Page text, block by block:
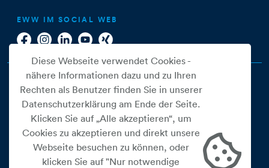
EWW IM SOCIAL WEB
Cookie Einstellungen
Diese Webseite verwendet Cookies -
nähere Informationen dazu und zu Ihren
Rechten als Benutzer finden Sie in unserer
Datenschutzerklärung am Ende der Seite.
Klicken Sie auf „Alle akzeptieren“, um
Cookies zu akzeptieren und direkt unsere
Webseite besuchen zu können, oder
klicken Sie auf "Nur notwendige